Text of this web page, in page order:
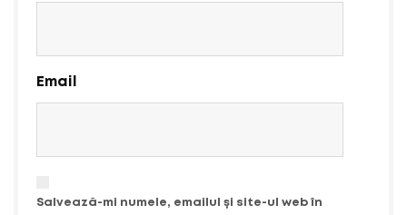
Email
Salvează-mi numele, emailul și site-ul web în